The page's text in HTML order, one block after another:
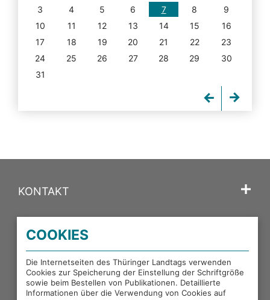
3
4 5 6 7 8
9
10
11 12 13 14 15
16
17
18 19 20 21 22
23
24
25 26 27 28 29
30
31
KONTAKT
PORTALE DES THÜRINGER LANDTAGS
EXTERNE LINKS
COOKIES
Die Internetseiten des Thüringer Landtags verwenden
Cookies zur Speicherung der Einstellung der Schriftgröße
sowie beim Bestellen von Publikationen. Detaillierte
Informationen über die Verwendung von Cookies auf